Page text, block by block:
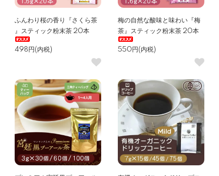
ふんわり桜の香り『さくら茶
』スティック粉末茶 20本
498円(内税)
梅の自然な酸味と味わい『梅
茶』スティック粉末茶 20本
550円(内税)